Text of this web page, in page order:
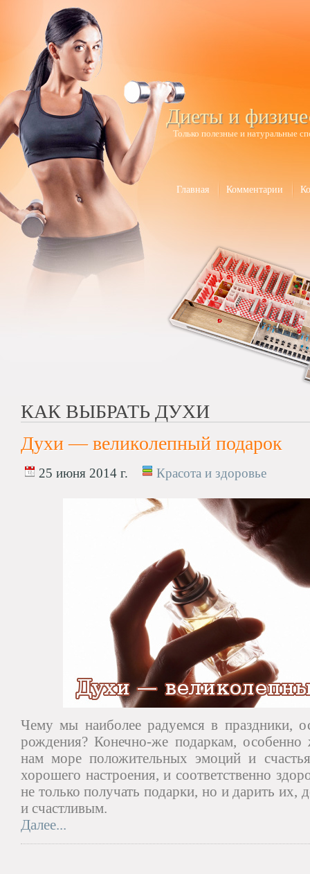
Диеты и
Только полезные и натуральные
Главная Комментарии
КАК ВЫБРАТЬ ДУХИ
Духи — великолепный подарок
25 июня 2014 г. Красота и здоровье
Чему мы наиболее радуемся в праздники,
рождения? Конечно-же подаркам,
нам море положительных эмоций и
хорошего настроения, и соответственно
не только получать подарки, но и дарить их,
и счастливым.
Далее...